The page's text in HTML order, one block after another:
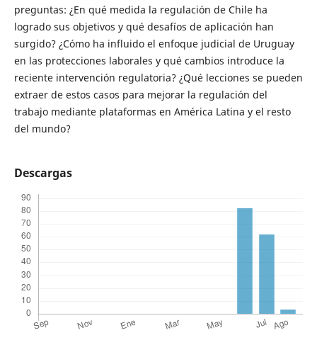
preguntas: ¿En qué medida la regulación de Chile ha
logrado sus objetivos y qué desafíos de aplicación han
surgido? ¿Cómo ha influido el enfoque judicial de Uruguay
en las protecciones laborales y qué cambios introduce la
reciente intervención regulatoria? ¿Qué lecciones se pueden
extraer de estos casos para mejorar la regulación del
trabajo mediante plataformas en América Latina y el resto
del mundo?
Descargas